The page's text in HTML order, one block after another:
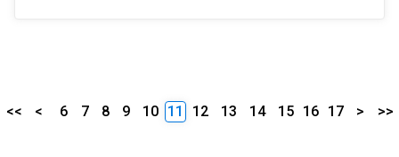
<< < 6 7 8 9 10 11 12 13 14 15 16 17 > >>